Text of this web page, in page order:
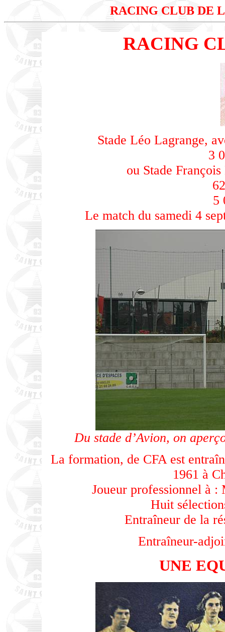
RACING CLUB DE
RACING
Stade Léo Lagrange,
3
ou Stade
5
Le match du samedi 4
Du stade d’Avion, on
La formation, de CFA est
1961 à
Joueur professionnel à :
Huit
Entraîneur de la
Entraîneur-
UNE